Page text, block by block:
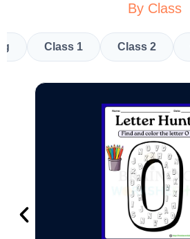
By Class
Class 1 Class 2